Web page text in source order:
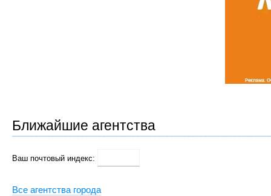
Ближайшие агентства
Ваш почтовый индекс:
Все агентства города